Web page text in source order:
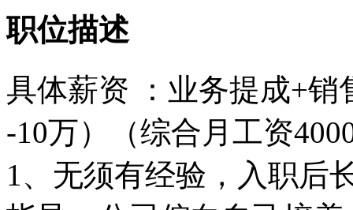
职位描述
具体薪资 ：业务提成+
-10万）（综合月工资
1、无须有经验，入职后